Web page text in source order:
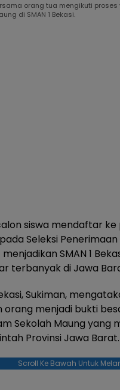
orang tua mengikuti
di SMAN 1 Bekasi.
siswa mendaftar
pada Seleksi
SMAN 1
terbanyak di Jawa
Sukiman,
orang menjadi bukti
Sekolah Maung yang
Provinsi Jawa Barat.
Scroll Ke Bawah Untuk